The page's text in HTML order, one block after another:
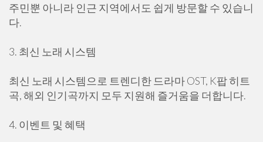
주민뿐 아니라 인근 지역에서도 쉽게 방문할 수 있습니
다.
3. 최신 노래 시스템
최신 노래 시스템으로 트렌디한 드라마 OST, K팝 히트
곡, 해외 인기곡까지 모두 지원해 즐거움을 더합니다.
4. 이벤트 및 혜택